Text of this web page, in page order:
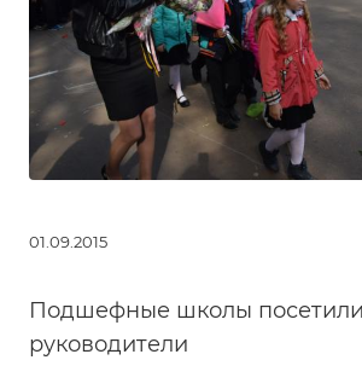
01.09.2015
Подшефные школы
руководители